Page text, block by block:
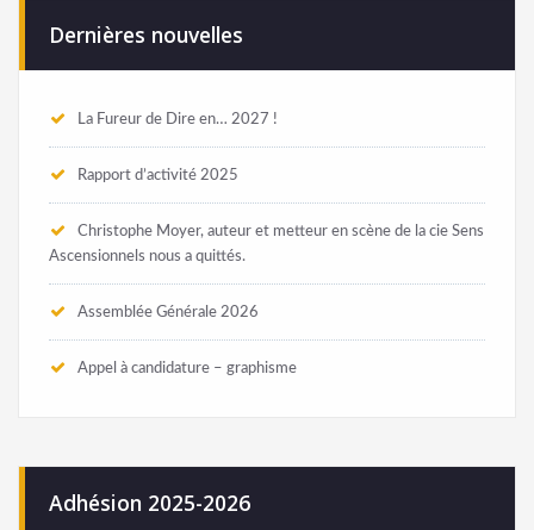
Dernières nouvelles
La Fureur de Dire en… 2027 !
Rapport d’activité 2025
Christophe Moyer, auteur et metteur en scène de la cie Sens
Ascensionnels nous a quittés.
Assemblée Générale 2026
Appel à candidature – graphisme
Adhésion 2025-2026